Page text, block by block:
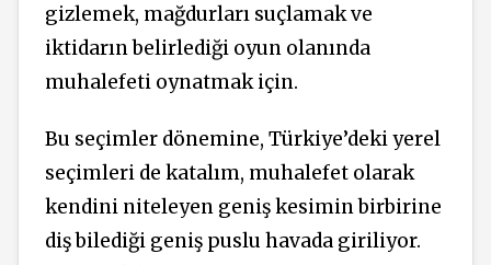
gizlemek, mağdurları suçlamak ve
iktidarın belirlediği oyun olanında
muhalefeti oynatmak için.
Bu seçimler dönemine, Türkiye’deki yerel
seçimleri de katalım, muhalefet olarak
kendini niteleyen geniş kesimin birbirine
diş bilediği geniş puslu havada giriliyor.